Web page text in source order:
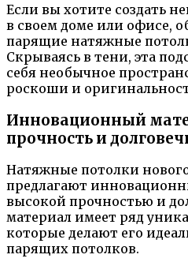
Если вы хотите создать
в своем доме или офисе,
парящие натяжные
Скрываясь в тени, эта
себя необычное
роскоши и
Инновационный
прочность и
Натяжные потолки
предлагают
высокой прочностью и
материал имеет ряд
которые делают его
парящих потолков.